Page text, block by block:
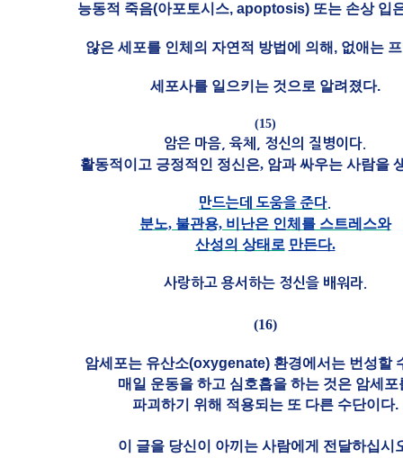
능동적 죽음(아포토시스, apoptosis) 또는 손상 입
않은 세포를 인체의 자연적 방법에 의해, 없애는
세포사를 일으키는 것으로 알려졌다.
(15)
암은 마음, 육체, 정신의 질병이다.
활동적이고 긍정적인 정신은, 암과 싸우는 사람을
만드는데 도움을 준다.
분노, 불관용, 비난은 인체를 스트레스와
산성의 상태로 만든다.
사랑하고 용서하는 정신을 배워라.
(16)
암세포는 유산소(oxygenate) 환경에서는 번성할
매일 운동을 하고 심호흡을 하는 것은 암세포
파괴하기 위해 적용되는 또 다른 수단이다.
이 글을 당신이 아끼는 사람에게 전달하십시